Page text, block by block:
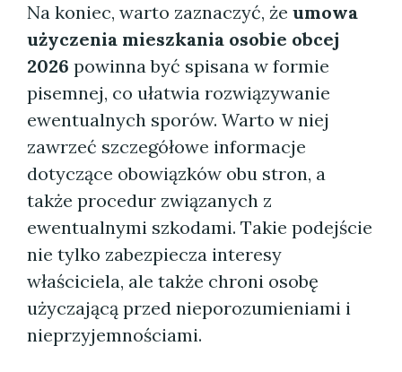
Na koniec, warto zaznaczyć, że umowa
użyczenia mieszkania osobie obcej
2026 powinna być spisana w formie
pisemnej, co ułatwia rozwiązywanie
ewentualnych sporów. Warto w niej
zawrzeć szczegółowe informacje
dotyczące obowiązków obu stron, a
także procedur związanych z
ewentualnymi szkodami. Takie podejście
nie tylko zabezpiecza interesy
właściciela, ale także chroni osobę
użyczającą przed nieporozumieniami i
nieprzyjemnościami.